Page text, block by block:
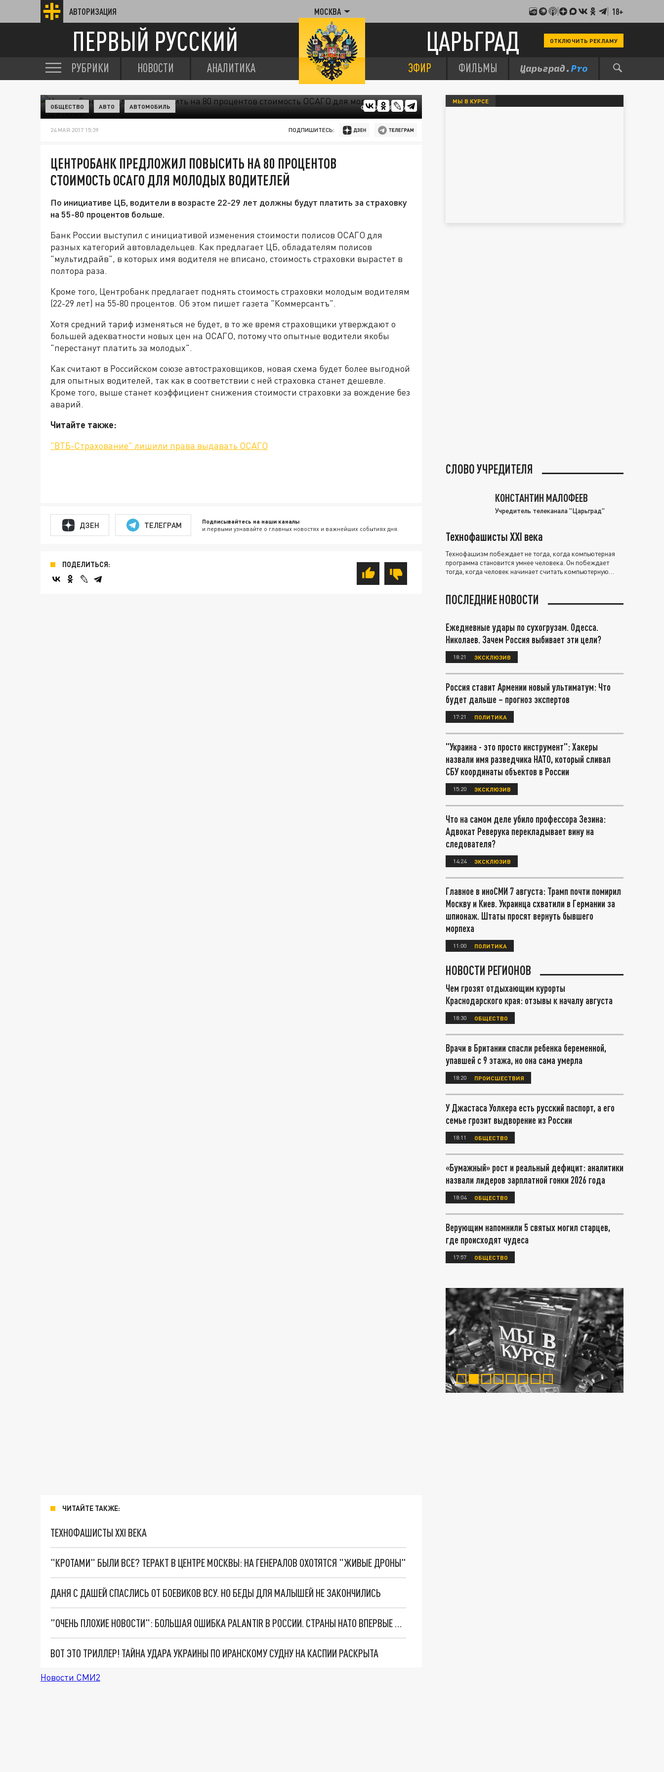
АВТОРИЗАЦИЯ МОСКВА 18+
ПЕРВЫЙ РУССКИЙ ЦАРЬГРАД ОТКЛЮЧИТЬ РЕКЛАМУ
РУБРИКИ НОВОСТИ АНАЛИТИКА ЭФИР ФИЛЬМЫ
ФОТО: ЦАРЬГРАД
ОБЩЕСТВО АВТО АВТОМОБИЛЬ
24 МАЯ 2017 15:39 ПОДПИШИТЕСЬ:
ЦЕНТРОБАНК ПРЕДЛОЖИЛ ПОВЫСИТЬ НА 80 ПРОЦЕНТОВ
СТОИМОСТЬ ОСАГО ДЛЯ МОЛОДЫХ ВОДИТЕЛЕЙ
По инициативе ЦБ, водители в возрасте 22-29 лет должны будут платить за страховку
на 55-80 процентов больше.
Банк России выступил с инициативой изменения стоимости полисов ОСАГО для
разных категорий автовладельцев. Как предлагает ЦБ, обладателям полисов
"мультидрайв", в которых имя водителя не вписано, стоимость страховки вырастет в
полтора раза.
Кроме того, Центробанк предлагает поднять стоимость страховки молодым водителям
(22-29 лет) на 55-80 процентов. Об этом пишет газета "Коммерсантъ".
Хотя средний тариф изменяться не будет, в то же время страховщики утверждают о
большей адекватности новых цен на ОСАГО, потому что опытные водители якобы
"перестанут платить за молодых".
Как считают в Российском союзе автостраховщиков, новая схема будет более выгодной
для опытных водителей, так как в соответствии с ней страховка станет дешевле.
Кроме того, выше станет коэффициент снижения стоимости страховки за вождение без
аварий.
Читайте также:
"ВТБ-Страхование" лишили права выдавать ОСАГО
ДЗЕН ТЕЛЕГРАМ Подписывайтесь на наши каналы
и первыми узнавайте о главных новостях и важнейших событиях дня.
ПОДЕЛИТЬСЯ:
ЧИТАЙТЕ ТАКЖЕ:
ТЕХНОФАШИСТЫ XXI ВЕКА
"КРОТАМИ" БЫЛИ ВСЕ? ТЕРАКТ В ЦЕНТРЕ МОСКВЫ: НА ГЕНЕРАЛОВ ОХОТЯТСЯ "ЖИВЫЕ ДРОНЫ"
ДАНЯ С ДАШЕЙ СПАСЛИСЬ ОТ БОЕВИКОВ ВСУ. НО БЕДЫ ДЛЯ МАЛЫШЕЙ НЕ ЗАКОНЧИЛИСЬ
"ОЧЕНЬ ПЛОХИЕ НОВОСТИ": БОЛЬШАЯ ОШИБКА PALANTIR В РОССИИ. СТРАНЫ НАТО ВПЕРВЫЕ ЗА СВО ОСТАНОВИЛИ ПОСТАВКИ ОРУЖИЯ. ВСУ ТЕРЯЮТ ПРИГРАНИЧЬЕ?
ВОТ ЭТО ТРИЛЛЕР! ТАЙНА УДАРА УКРАИНЫ ПО ИРАНСКОМУ СУДНУ НА КАСПИИ РАСКРЫТА
Новости СМИ2
МЫ В КУРСЕ
СЛОВО УЧРЕДИТЕЛЯ
КОНСТАНТИН МАЛОФЕЕВ
Учредитель телеканала "Царьград"
Технофашисты XXI века
Технофашизм побеждает не тогда, когда компьютерная
программа становится умнее человека. Он побеждает
тогда, когда человек начинает считать компьютерную
ПОСЛЕДНИЕ НОВОСТИ
Ежедневные удары по сухогрузам. Одесса.
Николаев. Зачем Россия выбивает эти цели?
18:21 ЭКСКЛЮЗИВ
Россия ставит Армении новый ультиматум: Что
будет дальше – прогноз экспертов
17:21 ПОЛИТИКА
"Украина - это просто инструмент": Хакеры
назвали имя разведчика НАТО, который сливал
СБУ координаты объектов в России
15:20 ЭКСКЛЮЗИВ
Что на самом деле убило профессора Зезина:
Адвокат Реверука перекладывает вину на
следователя?
14:24 ЭКСКЛЮЗИВ
Главное в иноСМИ 7 августа: Трамп почти помирил
Москву и Киев. Украинца схватили в Германии за
шпионаж. Штаты просят вернуть бывшего
морпеха
11:00 ПОЛИТИКА
НОВОСТИ РЕГИОНОВ
Чем грозят отдыхающим курорты
Краснодарского края: отзывы к началу августа
18:30 ОБЩЕСТВО
Врачи в Британии спасли ребенка беременной,
упавшей с 9 этажа, но она сама умерла
18:20 ПРОИСШЕСТВИЯ
У Джастаса Уолкера есть русский паспорт, а его
семье грозит выдворение из России
18:11 ОБЩЕСТВО
«Бумажный» рост и реальный дефицит: аналитики
назвали лидеров зарплатной гонки 2026 года
18:04 ОБЩЕСТВО
Верующим напомнили 5 святых могил старцев,
где происходят чудеса
17:57 ОБЩЕСТВО